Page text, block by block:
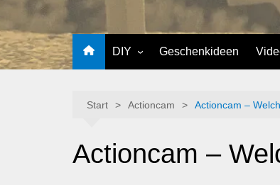
DIY
Smarthome
Geschenkideen
Start Actioncam Actioncam –
Actioncam –